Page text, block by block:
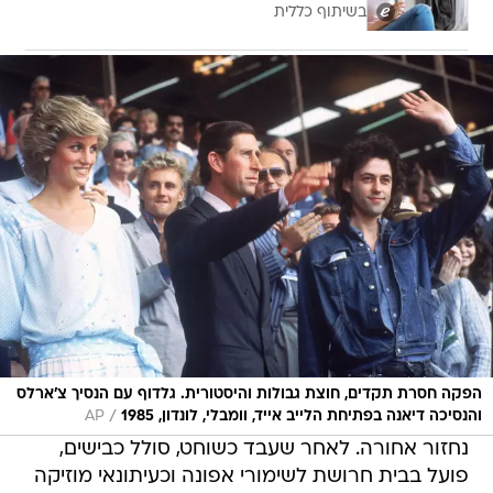
בשיתוף כללית
הפקה חסרת תקדים, חוצת גבולות והיסטורית. גלדוף עם הנסיך צ'ארלס
והנסיכה דיאנה בפתיחת הלייב אייד, וומבלי, לונדון, 1985
/
AP
נחזור אחורה. לאחר שעבד כשוחט, סולל כבישים,
פועל בבית חרושת לשימורי אפונה וכעיתונאי מוזיקה